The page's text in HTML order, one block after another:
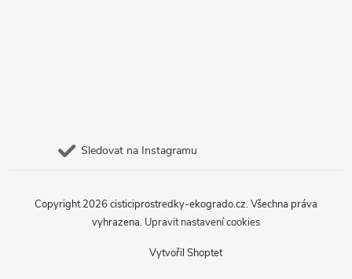
Sledovat na Instagramu
Vytvořil Shoptet
Copyright 2026 cisticiprostredky-ekogrado.cz. Všechna práva
vyhrazena. Upravit nastavení cookies